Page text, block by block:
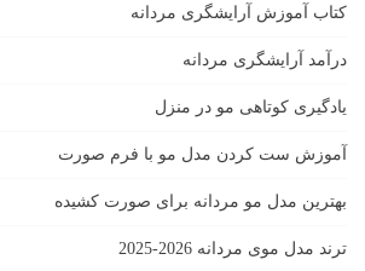
کتاب آموزش آرایشگری مردانه
درآمد آرایشگری مردانه
یادگیری كوتاهى مو در منزل
آموزش ست كردن مدل مو با فرم صورت
بهترین مدل مو مردانه برای صورت کشیده
ترند مدل موی مردانه 2026-2025